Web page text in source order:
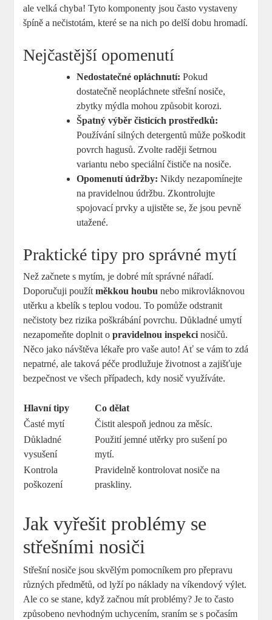
ale velká chyba! Tyto komponenty jsou často vystaveny
špíně a nečistotám, které se na nich po delší dobu hromadí.
Nejčastější opomenutí
Nedostatečné opláchnutí: Pokud
dostatečně neopláchnete střešní nosiče,
zbytky mýdla mohou způsobit korozi.
Špatný výběr čisticích prostředků:
Používání silných detergentů může poškodit
povrch hagusů. Zvolte raději šetrnou
variantu nebo speciální čističe na nosiče.
Opomenutí údržby: Nikdy nezapomínejte
na pravidelnou údržbu. Zkontrolujte
spojovací prvky a ujistěte se, že jsou pevně
utažené.
Praktické tipy pro správné mytí
Než začnete s mytím, je dobré mít správné nářadí.
Doporučuji použítměkkou houbu nebo mikrovláknovou
utěrku a kbelík s teplou vodou. To pomůže odstranit
nečistoty bez rizika poškrábání povrchu. Důkladné umytí
nezapomeňte doplnit opravidelnou inspekci nosičů.
Něco jako návštěva lékaře pro vaše auto! Ať se vám to zdá
nepatrné, ale taková péče prodlužuje životnost a zajišťuje
bezpečnost ve všech případech, kdy nosič využíváte.
Hlavní tipy
Co dělat
Časté mytí
Čistit alespoň jednou za měsíc.
Důkladné
vysušení
Použití jemné utěrky pro sušení po
mytí.
Kontrola
poškození
Pravidelně kontrolovat nosiče na
praskliny.
Jak vyřešit problémy se
střešními nosiči
Střešní nosiče jsou skvělým pomocníkem pro přepravu
různých předmětů, od lyží po náklady na víkendový výlet.
Ale co se stane, když začnou mít problémy? Je to často
způsobeno nevhodným uchycením, sraním se s počasím